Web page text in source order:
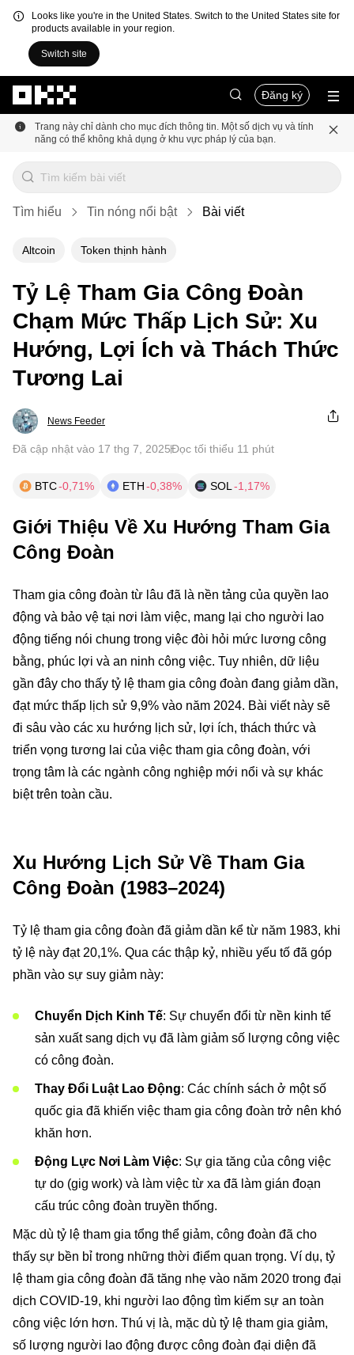
Looks like you're in the United States. Switch to the United States site for
products available in your region.
Switch site
Đăng ký
Trang này chỉ dành cho mục đích thông tin. Một số dịch vụ và tính
năng có thể không khả dụng ở khu vực pháp lý của bạn.
Tìm hiểu Tin nóng nổi bật Bài viết
Altcoin Token thịnh hành
Tỷ Lệ Tham Gia Công Đoàn
Chạm Mức Thấp Lịch Sử: Xu
Hướng, Lợi Ích và Thách Thức
Tương Lai
News Feeder
Đã cập nhật vào 17 thg 7, 2025Đọc tối thiểu 11 phút
BTC-0,71% ETH-0,38% SOL -1,17%
Giới Thiệu Về Xu Hướng Tham Gia
Công Đoàn
Tham gia công đoàn từ lâu đã là nền tảng của quyền lao
động và bảo vệ tại nơi làm việc, mang lại cho người lao
động tiếng nói chung trong việc đòi hỏi mức lương công
bằng, phúc lợi và an ninh công việc. Tuy nhiên, dữ liệu
gần đây cho thấy tỷ lệ tham gia công đoàn đang giảm dần,
đạt mức thấp lịch sử 9,9% vào năm 2024. Bài viết này sẽ
đi sâu vào các xu hướng lịch sử, lợi ích, thách thức và
triển vọng tương lai của việc tham gia công đoàn, với
trọng tâm là các ngành công nghiệp mới nổi và sự khác
biệt trên toàn cầu.
Xu Hướng Lịch Sử Về Tham Gia
Công Đoàn (1983–2024)
Tỷ lệ tham gia công đoàn đã giảm dần kể từ năm 1983, khi
tỷ lệ này đạt 20,1%. Qua các thập kỷ, nhiều yếu tố đã góp
phần vào sự suy giảm này:
Chuyển Dịch Kinh Tế: Sự chuyển đổi từ nền kinh tế
sản xuất sang dịch vụ đã làm giảm số lượng công việc
có công đoàn.
Thay Đổi Luật Lao Động: Các chính sách ở một số
quốc gia đã khiến việc tham gia công đoàn trở nên khó
khăn hơn.
Động Lực Nơi Làm Việc: Sự gia tăng của công việc
tự do (gig work) và làm việc từ xa đã làm gián đoạn
cấu trúc công đoàn truyền thống.
Mặc dù tỷ lệ tham gia tổng thể giảm, công đoàn đã cho
thấy sự bền bỉ trong những thời điểm quan trọng. Ví dụ, tỷ
lệ tham gia công đoàn đã tăng nhẹ vào năm 2020 trong đại
dịch COVID-19, khi người lao động tìm kiếm sự an toàn
công việc lớn hơn. Thú vị là, mặc dù tỷ lệ tham gia giảm,
số lượng người lao động được công đoàn đại diện đã